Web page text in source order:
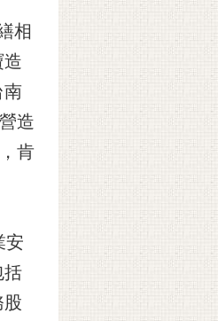
相
造
南
造
肯
安
括
股